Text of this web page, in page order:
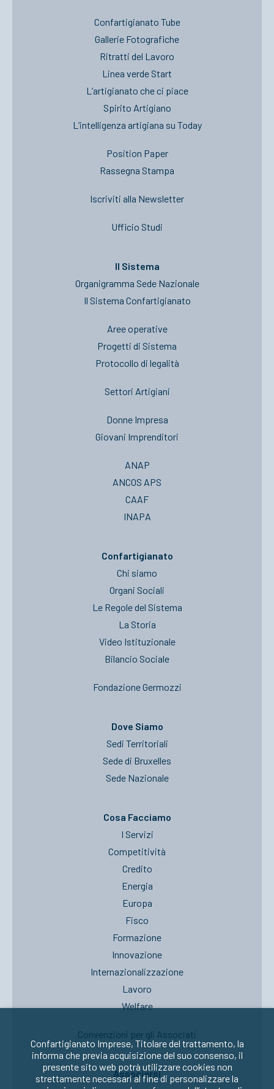
Confartigianato Tube
Gallerie Fotografiche
Ritratti del Lavoro
Linea verde Start
L’artigianato che ci piace
Spirito Artigiano
L’intelligenza artigiana su Today
Position Paper
Rassegna Stampa
Iscriviti alla Newsletter
Ufficio Studi
Il Sistema
Organigramma Sede Nazionale
Il Sistema Confartigianato
Aree operative
Progetti di Sistema
Protocollo di legalità
Settori Artigiani
Donne Impresa
Giovani Imprenditori
ANAP
ANCOS APS
CAAF
INAPA
Confartigianato
Chi siamo
Organi Sociali
Le Regole del Sistema
La Storia
Video Istituzionale
Bilancio Sociale
Fondazione Germozzi
Dove Siamo
Sedi Territoriali
Sede di Bruxelles
Sede Nazionale
Cosa Facciamo
I Servizi
Competitività
Credito
Energia
Europa
Fisco
Formazione
Innovazione
Internazionalizzazione
Lavoro
Welfare
Convenzioni per gli Associati
Associarsi
Confartigianato Imprese, Titolare del trattamento, la
informa che previa acquisizione del suo consenso, il
presente sito web potrà utilizzare cookies non
strettamente necessari al fine di personalizzare la